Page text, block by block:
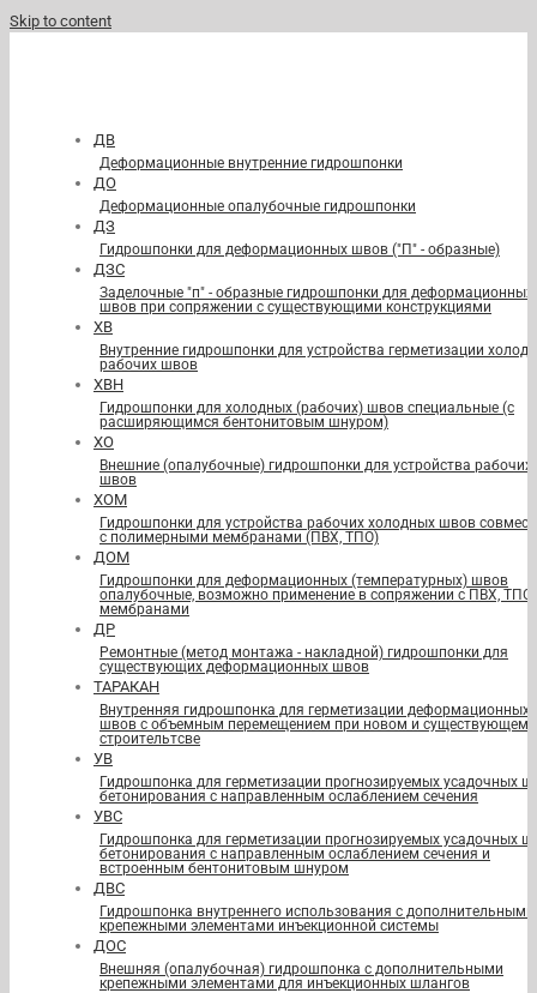
Skip to content
ДВ
Деформационные внутренние гидрошпонки
ДО
Деформационные опалубочные гидрошпонки
ДЗ
Гидрошпонки для деформационных швов ("П" - образные)
ДЗС
Заделочные "п" - образные гидрошпонки для деформационных
швов при сопряжении с существующими конструкциями
ХВ
Внутренние гидрошпонки для устройства герметизации
рабочих швов
ХВН
Гидрошпонки для холодных (рабочих) швов специальные (с
расширяющимся бентонитовым шнуром)
ХО
Внешние (опалубочные) гидрошпонки для устройства рабочих
швов
ХОМ
Гидрошпонки для устройства рабочих холодных швов
с полимерными мембранами (ПВХ, ТПО)
ДОМ
Гидрошпонки для деформационных (температурных) швов
опалубочные, возможно применение в сопряжении с ПВХ, ТПО
мембранами
ДР
Ремонтные (метод монтажа - накладной) гидрошпонки для
существующих деформационных швов
ТАРАКАН
Внутренняя гидрошпонка для герметизации деформационных
швов с объемным перемещением при новом и существующем
строительтсве
УВ
Гидрошпонка для герметизации прогнозируемых усадочных
бетонирования с направленным ослаблением сечения
УВС
Гидрошпонка для герметизации прогнозируемых усадочных
бетонирования с направленным ослаблением сечения и
встроенным бентонитовым шнуром
ДВС
Гидрошпонка внутреннего использования с дополнительными
крепежными элементами инъекционной системы
ДОС
Внешняя (опалубочная) гидрошпонка с дополнительными
крепежными элементами для инъекционных шлангов